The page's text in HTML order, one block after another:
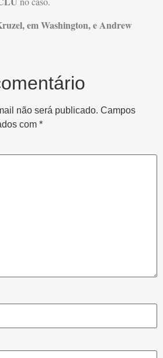
em Washington, e Andrew
não será publicado. Campos
com *